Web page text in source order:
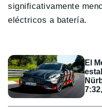
significativamente
eléctricos a batería.
El